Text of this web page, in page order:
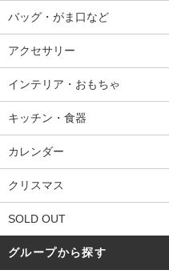
バッグ・がま口など
アクセサリー
インテリア・おもちゃ
キッチン・食器
カレンダー
クリスマス
SOLD OUT
グループから探す